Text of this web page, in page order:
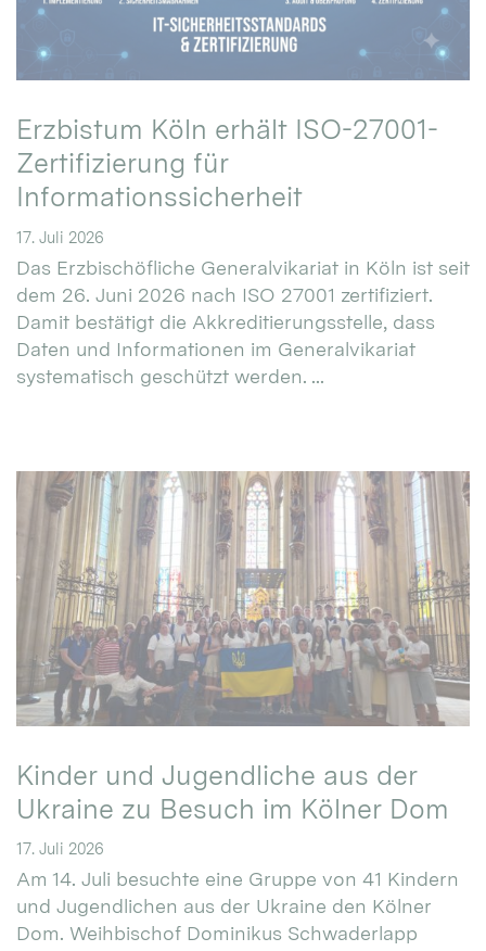
Erzbistum Köln erhält ISO-27001-
Zertifizierung für
Informationssicherheit
17. Juli 2026
Das Erzbischöfliche Generalvikariat in Köln ist seit
dem 26. Juni 2026 nach ISO 27001 zertifiziert.
Damit bestätigt die Akkreditierungsstelle, dass
Daten und Informationen im Generalvikariat
systematisch geschützt werden. ...
Kinder und Jugendliche aus der
Ukraine zu Besuch im Kölner Dom
17. Juli 2026
Am 14. Juli besuchte eine Gruppe von 41 Kindern
und Jugendlichen aus der Ukraine den Kölner
Dom. Weihbischof Dominikus Schwaderlapp